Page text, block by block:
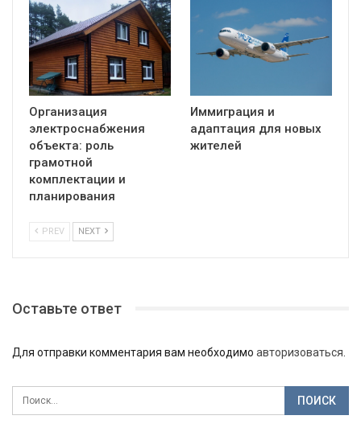
Организация
электроснабжения
объекта: роль
грамотной
комплектации и
планирования
Иммиграция и
адаптация для новых
жителей
PREV NEXT
Оставьте ответ
Для отправки комментария вам необходимо авторизоваться